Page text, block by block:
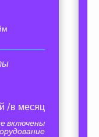
/в месяц
включены